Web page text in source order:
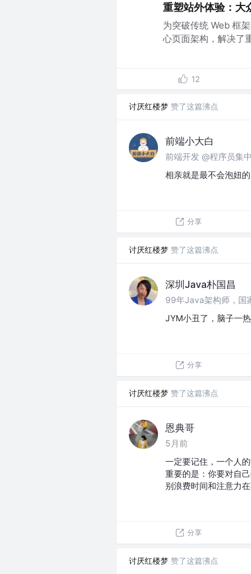
重塑站外体验：大
为突破传统 Web 框
心页面架构，解决了
12
讨厌红楼梦 赞了这篇沸点
前端小大白
前端开发 @程序员集
相亲就是最不会泡妞
分享
讨厌红楼梦 赞了这篇沸点
深圳Java朴国昌
JYM小丑了，脑子一
分享
讨厌红楼梦 赞了这篇沸点
恩典哥
5月前
一定要记住，一个人
重要的是：你要对自己
别浪费时间和注意力在
分享
讨厌红楼梦 赞了这篇沸点